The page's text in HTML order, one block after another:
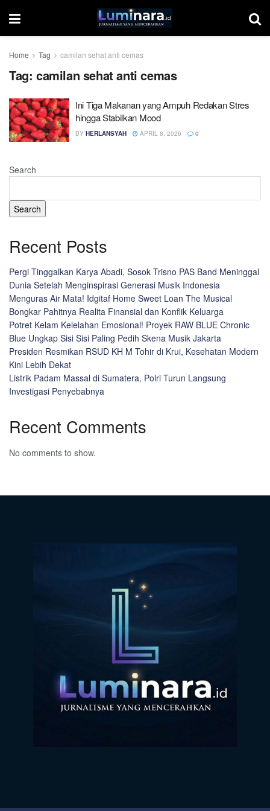
Home Tag camilan sehat anti cemas
Tag: camilan sehat anti cemas
Ini Tiga Makanan yang Ampuh Redakan Stres
hingga Stabilkan Mood
BY HERLANSYAH APRIL 8, 2026 0
Search
Search
Recent Posts
Pergi Tinggalkan Karya Abadi, Sosok Trisno PAS Band Meninggal
Dunia Setelah Menginspirasi Generasi Musik Indonesia
Menguras Air Mata! Idgitaf Home Sweet Loan The Musical
Bongkar Pahitnya Realita Finansial dan Konflik Keluarga
Potret Kelam Kelelahan Emosional! Proyek RAW BLUE Chronic
Blue Ungkap Sisi Sisi Paling Pedih Skena Musik Jakarta
Presiden Resmikan RSUD KH M Tohir di Krui, Kesehatan Modern
Kini Lebih Dekat
Listrik Padam Massal di Sumatera, Polri Turun Langsung
Investigasi Penyebabnya
Recent Comments
No comments to show.